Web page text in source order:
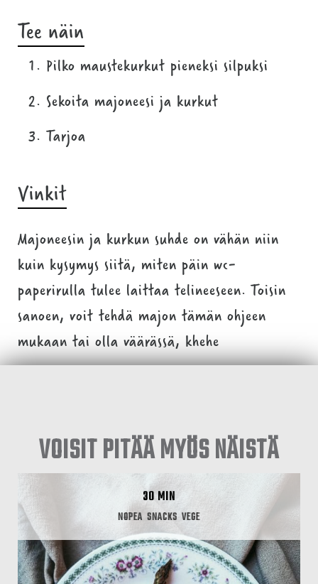
Tee näin
Pilko maustekurkut pieneksi silpuksi
Sekoita majoneesi ja kurkut
Tarjoa
Vinkit
Majoneesin ja kurkun suhde on vähän niin
kuin kysymys siitä, miten päin wc-
paperirulla tulee laittaa telineeseen. Toisin
sanoen, voit tehdä majon tämän ohjeen
mukaan tai olla väärässä, khehe
VOISIT PITÄÄ MYÖS NÄISTÄ
30 MIN
NOPEA SNACKS VEGE